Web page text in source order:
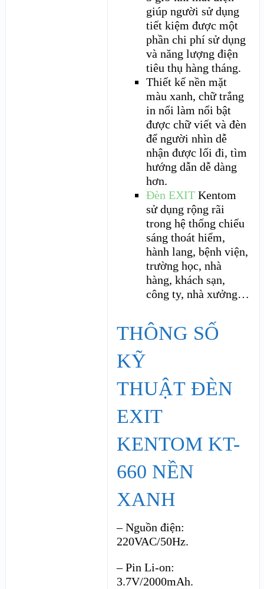
giúp người sử dụng
tiết kiệm được một
phần chi phí sử dụng
và năng lượng điện
tiêu thụ hàng tháng.
Thiết kế nền mặt
màu xanh, chữ trắng
in nổi làm nổi bật
được chữ viết và đèn
để người nhìn dễ
nhận được lối đi, tìm
hướng dẫn dễ dàng
hơn.
Đèn EXIT Kentom
sử dụng rộng rãi
trong hệ thống chiếu
sáng thoát hiểm,
hành lang, bệnh viện,
trường học, nhà
hàng, khách sạn,
công ty, nhà xưởng…
THÔNG SỐ
KỸ
THUẬT ĐÈN
EXIT
KENTOM KT-
660 NỀN
XANH
– Nguồn điện:
220VAC/50Hz.
– Pin Li-on:
3.7V/2000mAh.